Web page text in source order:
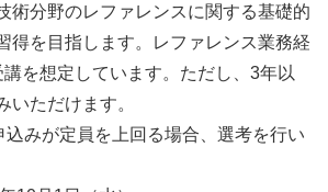
分野のレファレンスに関する基礎的
得を目指します。レファレンス業務経
を想定しています。ただし、3年以
いただけます。
込みが定員を上回る場合、選考を行い